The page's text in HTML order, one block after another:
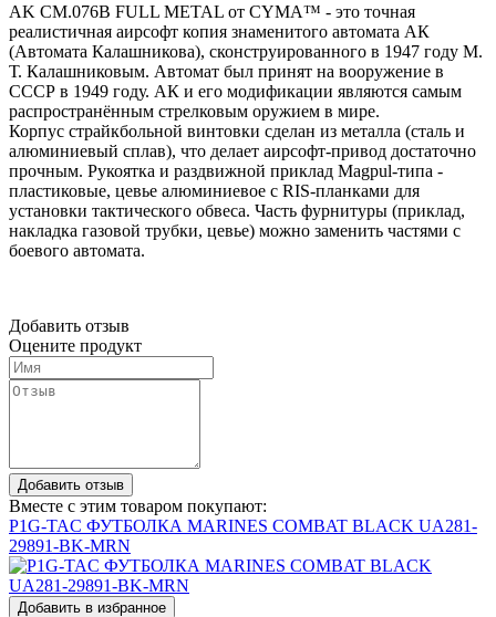
AK CM.076B FULL METAL от CYMA™ - это точная
реалистичная аирсофт копия знаменитого автомата АК
(Автомата Калашникова), сконструированного в 1947 году М.
Т. Калашниковым. Автомат был принят на вооружение в
СССР в 1949 году. АК и его модификации являются самым
распространённым стрелковым оружием в мире.
Корпус страйкбольной винтовки сделан из металла (сталь и
алюминиевый сплав), что делает аирсофт-привод достаточно
прочным. Рукоятка и раздвижной приклад Magpul-типа -
пластиковые, цевье алюминиевое с RIS-планками для
установки тактического обвеса. Часть фурнитуры (приклад,
накладка газовой трубки, цевье) можно заменить частями с
боевого автомата.
Добавить отзыв
Оцените продукт
Добавить отзыв
Вместе с этим товаром покупают:
P1G-TAC ФУТБОЛКА MARINES COMBAT BLACK UA281-
29891-BK-MRN
Добавить в избранное